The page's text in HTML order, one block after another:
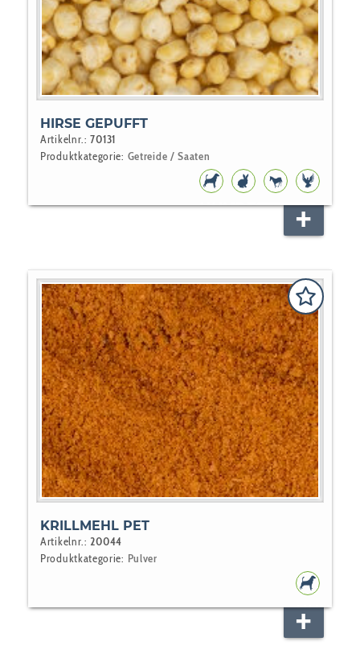
HIRSE GEPUFFT
Artikelnr.:70131
Produktkategorie: Getreide / Saaten
HUNDEFUTTER
NAGERPFERDVOGEL
KRILLMEHL PET
Artikelnr.: 20044
Produktkategorie: Pulver